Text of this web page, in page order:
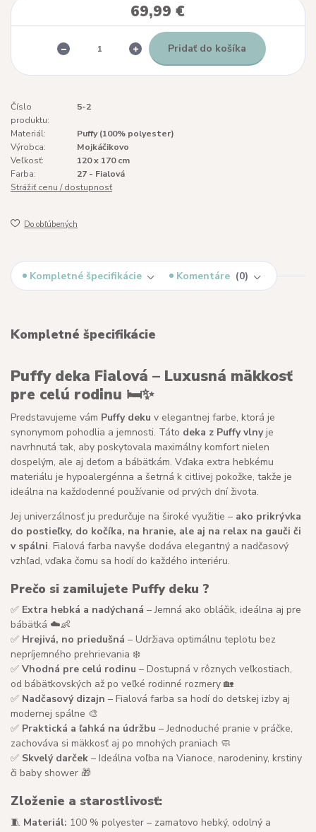
69,99 €
Pridať do košíka
Číslo
produktu:
5-2
Materiál:
Puffy (100% polyester)
Výrobca:
Mojkáčikovo
Veľkosť:
120 x 170 cm
Farba:
27 - Fialová
Strážiť cenu / dostupnosť
Do obľúbených
Kompletné špecifikácie Komentáre 0
Kompletné špecifikácie
Puffy deka Fialová – Luxusná mäkkosť
pre celú rodinu 🛏️✨
Predstavujeme vám Puffy deku v elegantnej farbe, ktorá je
synonymom pohodlia a jemnosti. Táto deka z Puffy vlnyje
navrhnutá tak, aby poskytovala maximálny komfort nielen
dospelým, ale aj deťom a bábätkám. Vďaka extra hebkému
materiálu je hypoalergénna a šetrná k citlivej pokožke, takže je
ideálna na každodenné používanie od prvých dní života.
Jej univerzálnosť ju predurčuje na široké využitie – ako prikrývka
do postieľky, do kočíka, na hranie, ale aj na relax na gauči či
v spálni. Fialová farba navyše dodáva elegantný a nadčasový
vzhľad, vďaka čomu sa hodí do každého interiéru.
Prečo si zamilujete Puffy deku ?
✅ Extra hebká a nadýchaná – Jemná ako obláčik, ideálna aj pre
bábätká ☁️👶
✅ Hrejivá, no priedušná – Udržiava optimálnu teplotu bez
nepríjemného prehrievania ❄️
✅ Vhodná pre celú rodinu – Dostupná v rôznych veľkostiach,
od bábätkovských až po veľké rodinné rozmery 🏡
✅ Nadčasový dizajn – Fialová farba sa hodí do detskej izby aj
modernej spálne 🎨
✅ Praktická a ľahká na údržbu – Jednoduché pranie v práčke,
zachováva si mäkkosť aj po mnohých praniach 🧼
✅ Skvelý darček – Ideálna voľba na Vianoce, narodeniny, krstiny
či baby shower 🎁
Zloženie a starostlivosť:
🧵 Materiál: 100 % polyester – zamatovo hebký, odolný a